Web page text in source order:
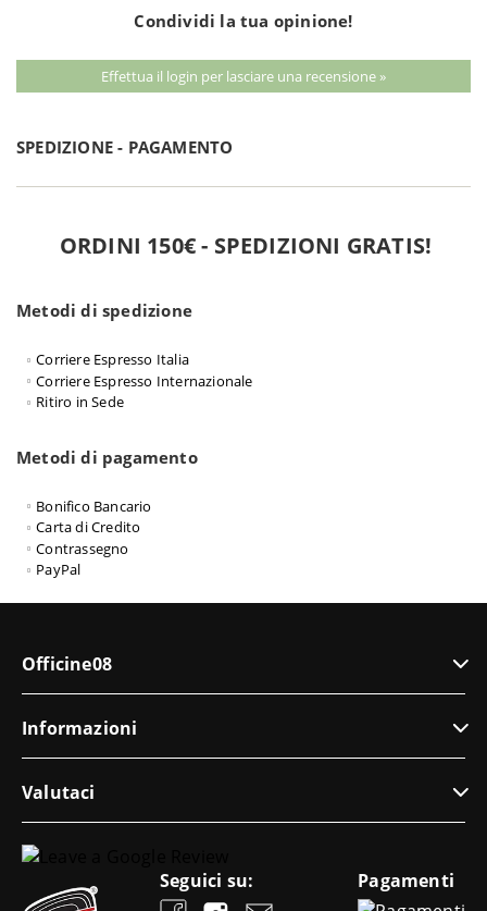
Condividi la tua opinione!
Effettua il login per lasciare una recensione »
SPEDIZIONE - PAGAMENTO
ORDINI 150€ - SPEDIZIONI GRATIS!
Metodi di spedizione
Corriere Espresso Italia
Corriere Espresso Internazionale
Ritiro in Sede
Metodi di pagamento
Bonifico Bancario
Carta di Credito
Contrassegno
PayPal
Officine08
Informazioni
Valutaci
Seguici su: Pagamenti